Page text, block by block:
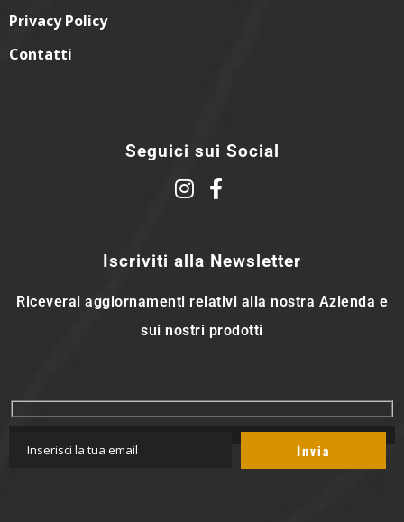
Privacy Policy
Contatti
Seguici sui Social
Iscriviti alla Newsletter
Riceverai aggiornamenti relativi alla nostra Azienda e
sui nostri prodotti